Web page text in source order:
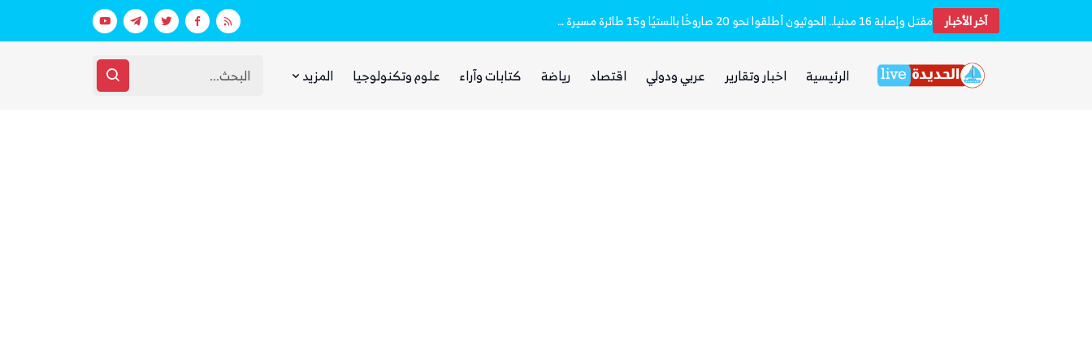
آخر الأخبار مقتل وإصابة 16 مدنيا.. الحوثيون أطلقوا نحو 20 صاروخًا بالستيًا و15 طائرة مسيرة على مأرب غضب يمني واسع من مجلس القيادة والحكومة ووزارة الدفاع (تفاصيل)
الرئيسية اخبار وتقارير عربي ودولي اقتصاد رياضة كتابات وآراء علوم وتكنولوجيا المزيد